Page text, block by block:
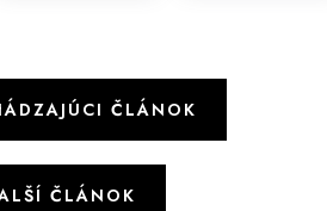
ČLÁNOK
ČLÁNOK